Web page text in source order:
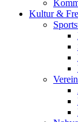
Kultur &